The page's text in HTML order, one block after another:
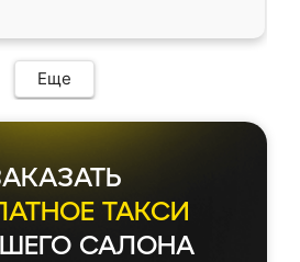
Еще
ТАКСИ
САЛОНА